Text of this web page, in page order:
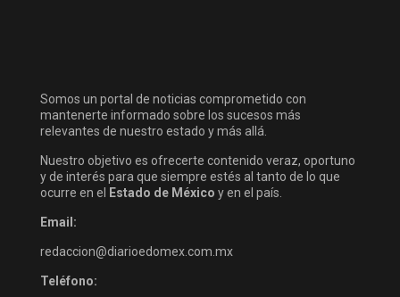
Somos un portal de noticias comprometido con
mantenerte informado sobre los sucesos más
relevantes de nuestro estado y más allá.
Nuestro objetivo es ofrecerte contenido veraz, oportuno
y de interés para que siempre estés al tanto de lo que
ocurre en el
Estado de México y en el país.
Email:
redaccion@diarioedomex.com.mx
Teléfono: